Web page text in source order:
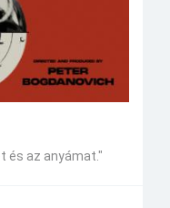
és az anyámat."